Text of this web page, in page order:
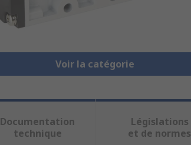
Voir la catégorie
Documentation
technique
Législations
et de normes